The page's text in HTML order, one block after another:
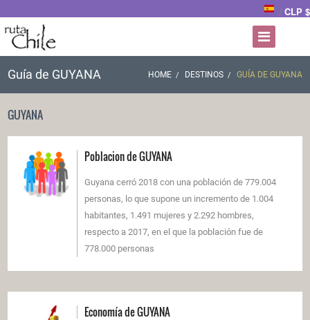
/ CLP $
Guía de GUYANA HOME DESTINOS GUÍA DE GUYANA
GUYANA
Poblacion de GUYANA
Guyana cerró 2018 con una población de 779.004
personas, lo que supone un incremento de 1.004
habitantes, 1.491 mujeres y 2.292 hombres,
respecto a 2017, en el que la población fue de
778.000 personas
Economía de GUYANA